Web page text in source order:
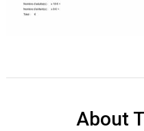
About